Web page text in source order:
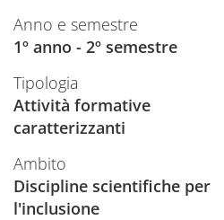
Anno e semestre
1º anno - 2º semestre
Tipologia
Attività formative
caratterizzanti
Ambito
Discipline scientifiche per
l'inclusione